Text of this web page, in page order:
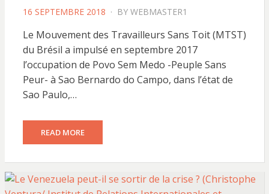
POSTED
16 SEPTEMBRE 2018 BY WEBMASTER1
Le Mouvement des Travailleurs Sans Toit (MTST)
du Brésil a impulsé en septembre 2017
l’occupation de Povo Sem Medo -Peuple Sans
Peur- à Sao Bernardo do Campo, dans l’état de
Sao Paulo,…
READ MORE